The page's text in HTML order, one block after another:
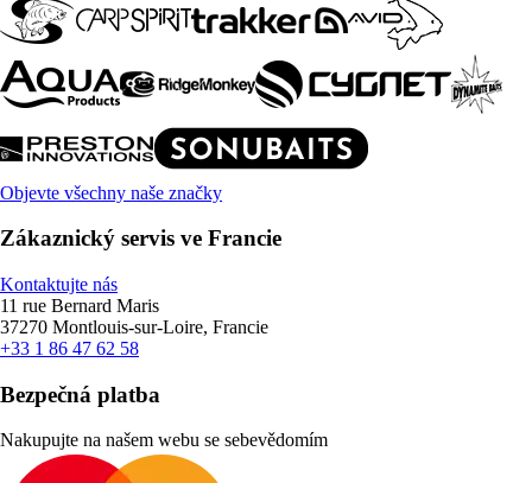
Objevte všechny naše značky
Zákaznický servis ve Francie
Kontaktujte nás
11 rue Bernard Maris
37270 Montlouis-sur-Loire, Francie
+33 1 86 47 62 58
Bezpečná platba
Nakupujte na našem webu se sebevědomím